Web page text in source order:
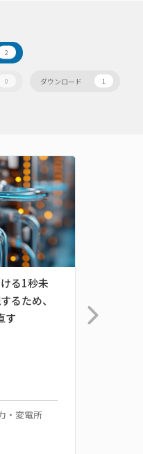
2
0 ダウンロード 1
る1秒未
るため、
す
・変電所